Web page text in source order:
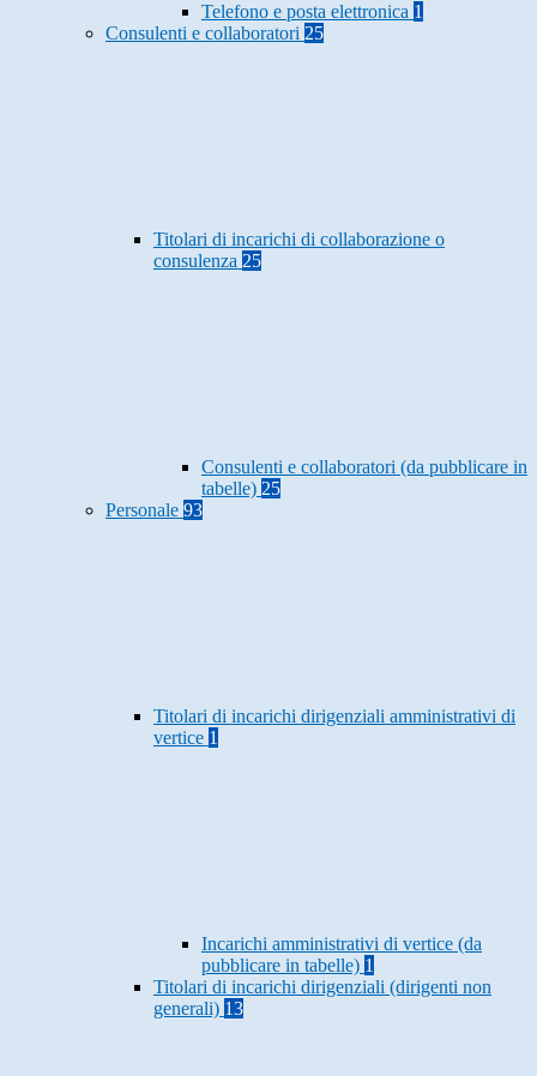
Telefono e posta elettronica 1
Consulenti e collaboratori 25
Titolari di incarichi di collaborazione o
consulenza 25
Consulenti e collaboratori (da pubblicare in
tabelle) 25
Personale 93
Titolari di incarichi dirigenziali amministrativi di
vertice 1
Incarichi amministrativi di vertice (da
pubblicare in tabelle) 1
Titolari di incarichi dirigenziali (dirigenti non
generali) 13